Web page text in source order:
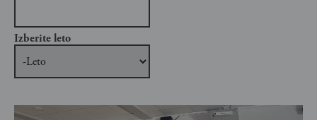
Izberite leto
Izberite leto
Leto